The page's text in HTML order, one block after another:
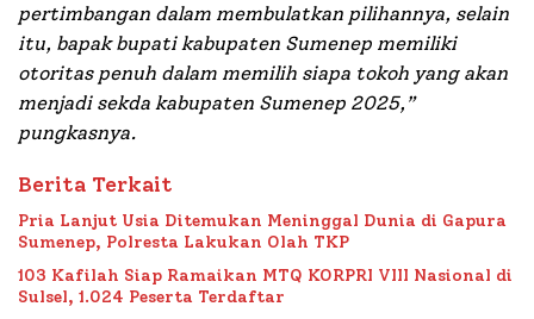
pertimbangan dalam membulatkan pilihannya, selain
itu, bapak bupati kabupaten Sumenep memiliki
otoritas penuh dalam memilih siapa tokoh yang akan
menjadi sekda kabupaten Sumenep 2025,”
pungkasnya.
Berita Terkait
Pria Lanjut Usia Ditemukan Meninggal Dunia di Gapura
Sumenep, Polresta Lakukan Olah TKP
103 Kafilah Siap Ramaikan MTQ KORPRI VIII Nasional di
Sulsel, 1.024 Peserta Terdaftar